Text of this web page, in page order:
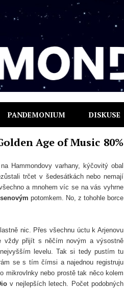
PANDEMONIUM DISKUSE
Golden Age of Music 80%
Hammondovy varhany, kýčovitý obal
trčet v šedesátkách nebo nemají
a mnohem víc se na vás vyhrne
potomkem. No, z tohohle borce
nic. Přes všechnu úctu k Arjenovu
vždy přijít s něčím novým a výsostně
levelu. Tak si tedy pustím tu
se s tím čímsi a najednou registruju
mikrovlnky nebo prostě tak něco kolem
v nejlepších letech. Počet podobných